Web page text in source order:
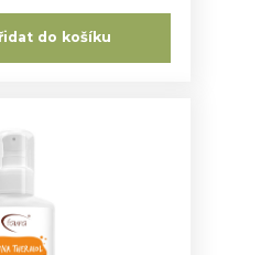
do košíku